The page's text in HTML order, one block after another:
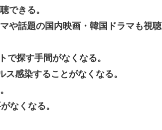
できる。
や話題の国内映画・韓国ドラマも視聴
探す手間がなくなる。
感染することがなくなる。
なくなる。